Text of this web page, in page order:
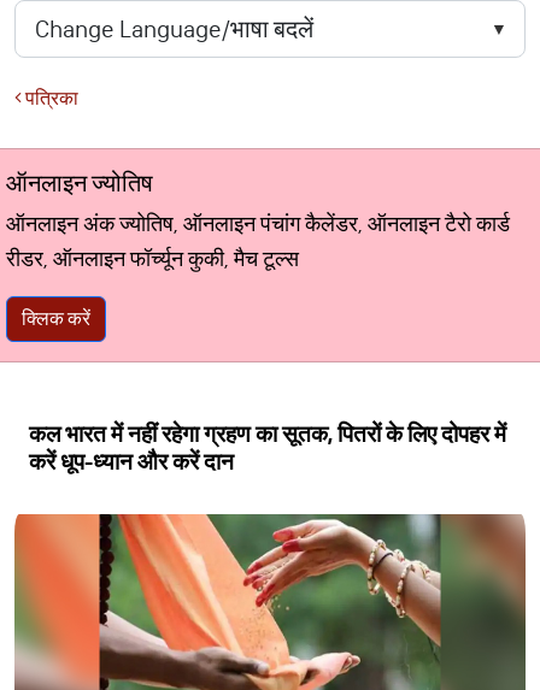
पत्रिका
ऑनलाइन ज्योतिष
ऑनलाइन अंक ज्योतिष, ऑनलाइन पंचांग कैलेंडर, ऑनलाइन टैरो कार्ड
रीडर, ऑनलाइन फॉर्च्यून कुकी, मैच टूल्स
क्लिक करें
कल भारत में नहीं रहेगा ग्रहण का सूतक, पितरों के लिए दोपहर में
करें धूप-ध्यान और करें दान